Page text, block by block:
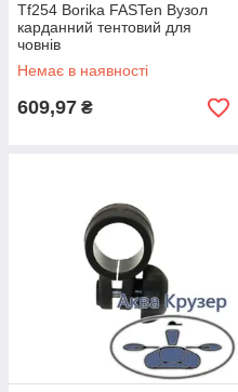
Tf254 Borika FASTen Вузол
карданний тентовий для
човнів
Немає в наявності
609,97 ₴